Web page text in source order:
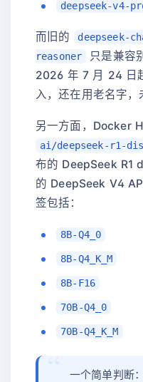
deepseek-v4-
而旧的 deepseek-
reasoner
只是兼容
2026 年 7 月 24 日
入，还在用老名字，
另一方面，Docker
ai/deepseek-r1-
布的 DeepSeek R1
的 DeepSeek V4
签包括：
8B-Q4_0
8B-Q4_K_M
8B-F16
70B-Q4_0
70B-Q4_K_M
一个简单判断